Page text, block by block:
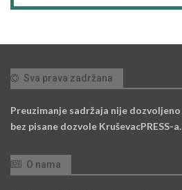
Sva prava zadržana
Preuzimanje sadržaja nije dozvoljeno
bez pisane dozvole KruševacPRESS-a.
O nama